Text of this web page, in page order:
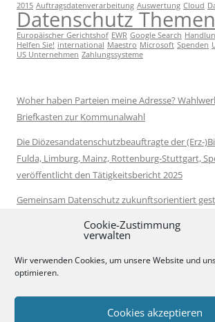
Cookie-Zustimmung
verwalten
Wir verwenden Cookies, um unsere Website und
optimieren.
Cookies akzeptieren
2015 Auftragsdatenverarbeitung Auswertung Cloud
Datenschutz Themen
Europäischer Gerichtshof EWR Google Search
Helfen Sie! international Maestro Microsoft Spenden
US Unternehmen Zahlungssysteme
Woher haben Parteien meine Adresse?
Briefkasten zur Kommunalwahl
Die Diözesandatenschutzbeauftragte der (Erz-
Fulda, Limburg, Mainz, Rottenburg-Stuttgart,
veröffentlicht den Tätigkeitsbericht 2025
Gemeinsam Datenschutz zukunftsorientiert
Neue Leitlinien zur Anonymisierung von Daten
Bundestag wählt Moritz Hennemann als